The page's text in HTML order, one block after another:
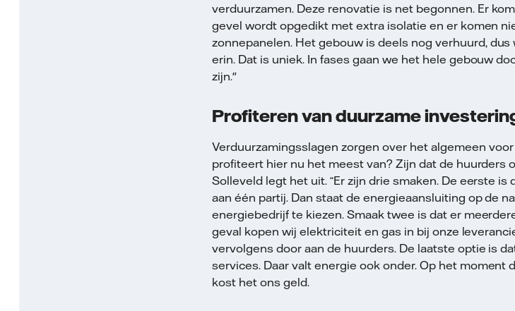
verduurzamen. Deze renovatie is net begonnen. Er
gevel wordt opgedikt met extra isolatie en er komen
zonnepanelen. Het gebouw is deels nog verhuurd,
erin. Dat is uniek. In fases gaan we het hele gebouw
zijn."
Profiteren van duurzame
Verduurzamingsslagen zorgen over het algemeen
profiteert hier nu het meest van? Zijn dat de huurders
Solleveld legt het uit. “Er zijn drie smaken. De eerste
aan één partij. Dan staat de energieaansluiting op de
energiebedrijf te kiezen. Smaak twee is dat er
geval kopen wij elektriciteit en gas in bij onze
vervolgens door aan de huurders. De laatste optie is
services. Daar valt energie ook onder. Op het
kost het ons geld.